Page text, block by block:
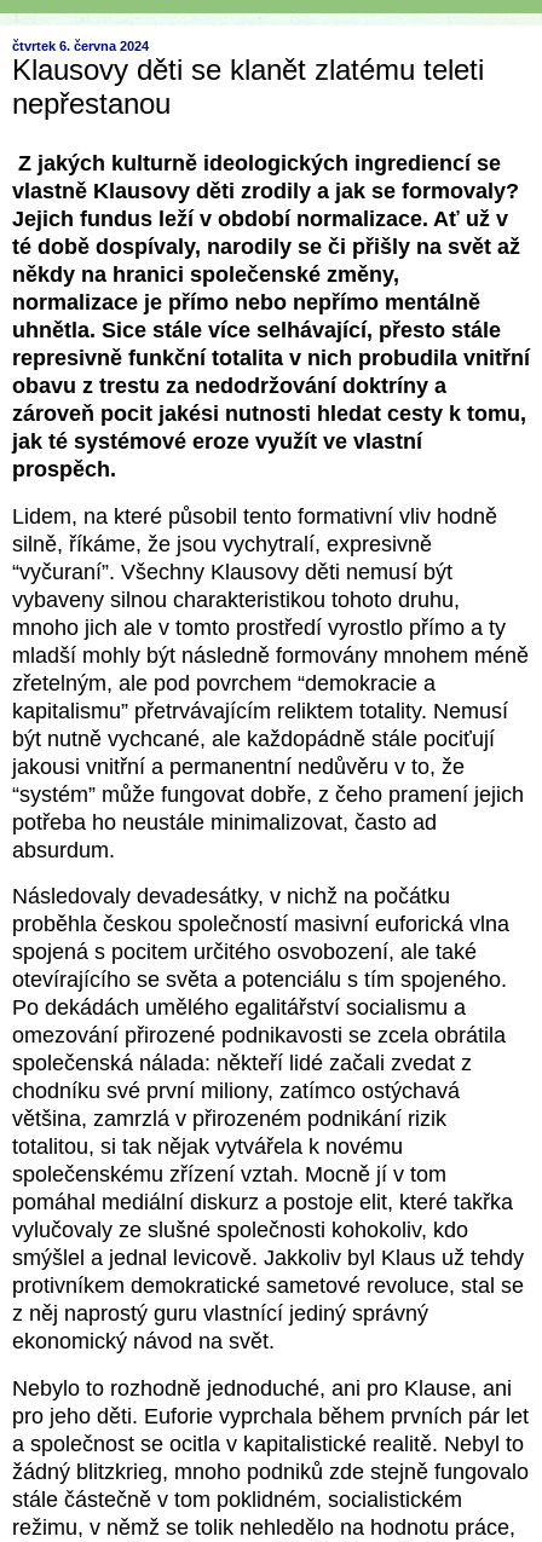
čtvrtek 6. června 2024
Klausovy děti se klanět zlatému teleti
nepřestanou
Z jakých kulturně ideologických ingrediencí se
vlastně Klausovy děti zrodily a jak se formovaly?
Jejich fundus leží v období normalizace. Ať už v
té době dospívaly, narodily se či přišly na svět až
někdy na hranici společenské změny,
normalizace je přímo nebo nepřímo mentálně
uhnětla. Sice stále více selhávající, přesto stále
represivně funkční totalita v nich probudila vnitřní
obavu z trestu za nedodržování doktríny a
zároveň pocit jakési nutnosti hledat cesty k tomu,
jak té systémové eroze využít ve vlastní
prospěch.
Lidem, na které působil tento formativní vliv hodně
silně, říkáme, že jsou vychytralí, expresivně
“vyčuraní”. Všechny Klausovy děti nemusí být
vybaveny silnou charakteristikou tohoto druhu,
mnoho jich ale v tomto prostředí vyrostlo přímo a ty
mladší mohly být následně formovány mnohem méně
zřetelným, ale pod povrchem “demokracie a
kapitalismu” přetrvávajícím reliktem totality. Nemusí
být nutně vychcané, ale každopádně stále pociťují
jakousi vnitřní a permanentní nedůvěru v to, že
“systém” může fungovat dobře, z čeho pramení jejich
potřeba ho neustále minimalizovat, často ad
absurdum.
Následovaly devadesátky, v nichž na počátku
proběhla českou společností masivní euforická vlna
spojená s pocitem určitého osvobození, ale také
otevírajícího se světa a potenciálu s tím spojeného.
Po dekádách umělého egalitářství socialismu a
omezování přirozené podnikavosti se zcela obrátila
společenská nálada: někteří lidé začali zvedat z
chodníku své první miliony, zatímco ostýchavá
většina, zamrzlá v přirozeném podnikání rizik
totalitou, si tak nějak vytvářela k novému
společenskému zřízení vztah. Mocně jí v tom
pomáhal mediální diskurz a postoje elit, které takřka
vylučovaly ze slušné společnosti kohokoliv, kdo
smýšlel a jednal levicově. Jakkoliv byl Klaus už tehdy
protivníkem demokratické sametové revoluce, stal se
z něj naprostý guru vlastnící jediný správný
ekonomický návod na svět.
Nebylo to rozhodně jednoduché, ani pro Klause, ani
pro jeho děti. Euforie vyprchala během prvních pár let
a společnost se ocitla v kapitalistické realitě. Nebyl to
žádný blitzkrieg, mnoho podniků zde stejně fungovalo
stále částečně v tom poklidném, socialistickém
režimu, v němž se tolik nehledělo na hodnotu práce,